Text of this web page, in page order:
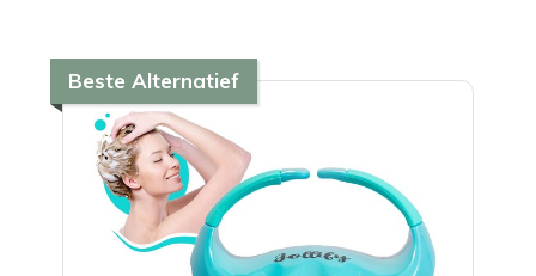
Beste Alternatief